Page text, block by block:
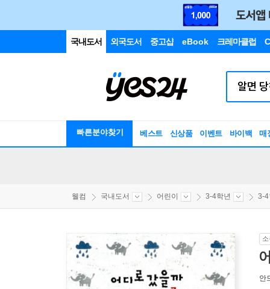
국내도서 외국도서 중고샵 eBook 크레마클럽
빠른분야찾기 베스트 신상품 이벤트 바이백 매
웰컴 국내도서 어린이 3-4학년 3-4
안